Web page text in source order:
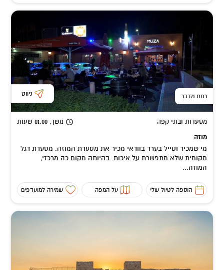
רמת מדבר ניווט
מסעדות ובתי קפה משך: 01:00 שעות
מוזה
מי שמכיר וטייל בערד בוודאי מכיר את מסעדת המוזה. מסעדת דגל
מקומית שלא מתפשרת על איכות. בהיותה מקום כה מרכזי,
המוזה...
הוספה לטיול שלי על המפה שמירה למועדפים